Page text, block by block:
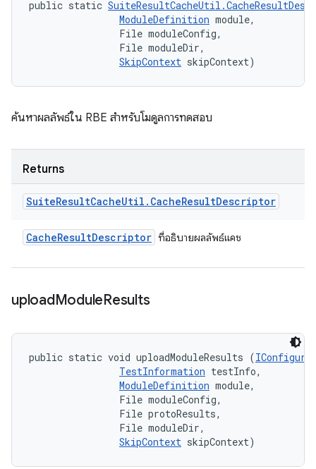
public static
ModuleDefinition module,
                File moduleConfig,
                File moduleDir,
SkipContext skipContext)
ค้นหาผลลัพธ์ใน RBE สำหรับโมดูลการทดสอบ
Returns
SuiteResultCacheUtil . CacheResultDescriptor
CacheResultDescriptor ที่อธิบายผลลัพธ์แคช
uploadModuleResults
public static void uploadModuleResults (
TestInformation testInfo,
ModuleDefinition module,
                File moduleConfig,
                File protoResults,
                File moduleDir,
SkipContext skipContext)